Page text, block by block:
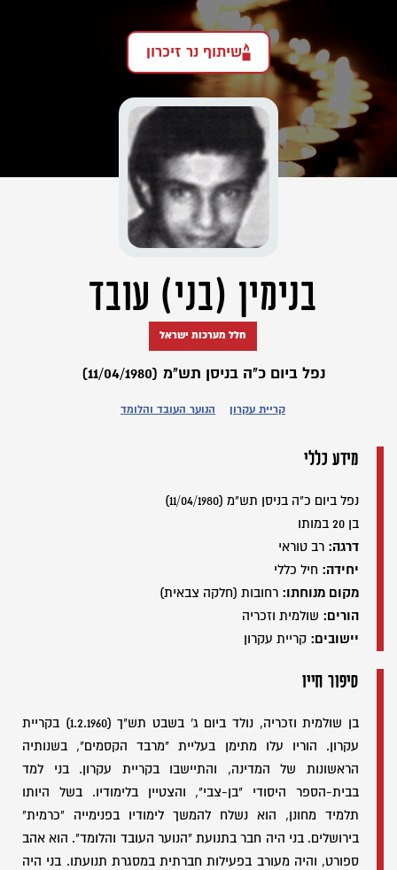
שיתוף נר זיכרון
בנימין (בני) עובד
חלל מערכות ישראל
נפל ביום כ"ה בניסן תש"מ (11/04/1980)
קריית עקרון הנוער העובד והלומד
מידע כללי
נפל ביום כ"ה בניסן תש"מ (11/04/1980)
בן 20 במותו
דרגה: רב טוראי
יחידה: חיל כללי
מקום מנוחתו: רחובות (חלקה צבאית)
הורים: שולמית וזכריה
יישובים: קריית עקרון
סיפור חייו
בן שולמית וזכריה, נולד ביום ג' בשבט תש"ך (1.2.1960) בקריית
עקרון. הוריו עלו מתימן בעליית "מרבד הקסמים", בשנותיה
הראשונות של המדינה, והתיישבו בקריית עקרון. בני למד
בבית-הספר היסודי "בן-צבי", והצטיין בלימודיו. בשל היותו
תלמיד מחונן, הוא נשלח להמשך לימודיו בפנימייה "כרמית"
בירושלים. בני היה חבר בתנועת "הנוער העובד והלומד". הוא אהב
ספורט, והיה מעורב בפעילות חברתית במסגרת תנועתו. בני היה